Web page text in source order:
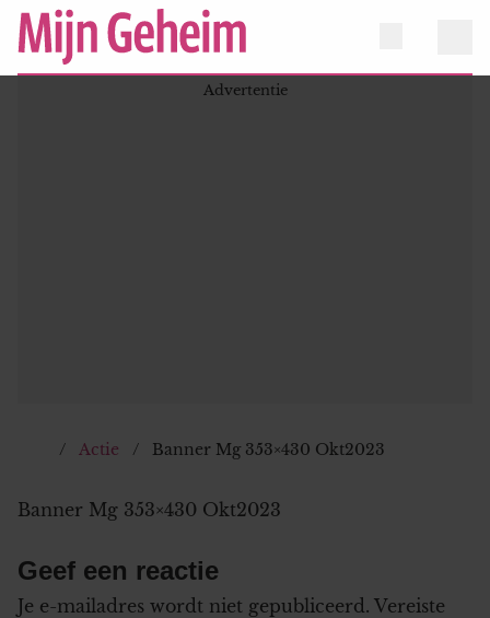
Actie Banner Mg 353×430 Okt2023
Banner Mg 353×430 Okt2023
Geef een reactie
Je e-mailadres wordt niet gepubliceerd. Vereiste